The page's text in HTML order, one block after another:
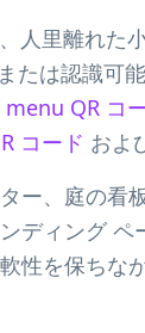
人里離れた
たは認識可
menu QR コ
コード およ
ー、庭の看
ディング ペ
性を保ちな